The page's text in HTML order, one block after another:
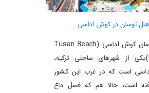
توسان در کوش آداسی
هتل توسان کوش آداسی (Tusan Beach
Resort)یکی از شهرهای ساحلی ترکیه،
است که در غرب این کشور
است، حالا هم که فصل داغ